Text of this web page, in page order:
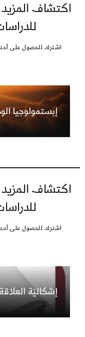
اكتشاف
اشترك للحصول على
إبستمولوجيا
اكتشاف
اشترك للحصول على
إشكاليّة